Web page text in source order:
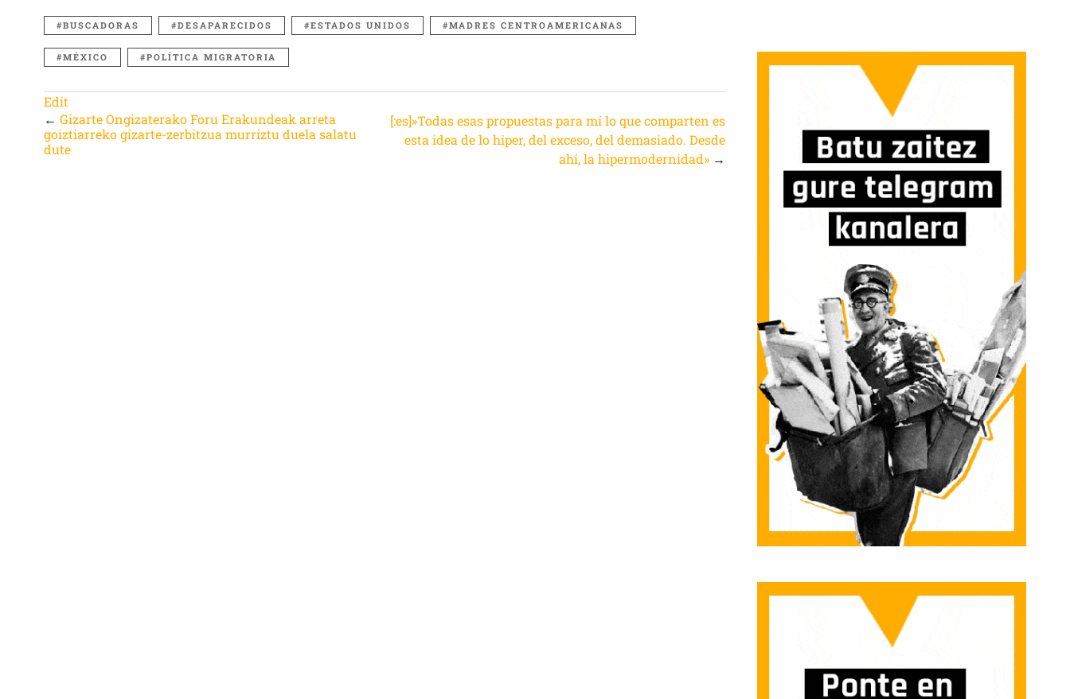
BUSCADORAS DESAPARECIDOS ESTADOS UNIDOS MADRES CENTROAMERICANAS
MÉXICO POLÍTICA MIGRATORIA
Edit
←Gizarte Ongizaterako Foru Erakundeak arreta
goiztiarreko gizarte-zerbitzua murriztu duela salatu
dute
[:es]»Todas esas propuestas para mí lo que comparten es
esta idea de lo hiper, del exceso, del demasiado. Desde
ahí, la hipermodernidad»→